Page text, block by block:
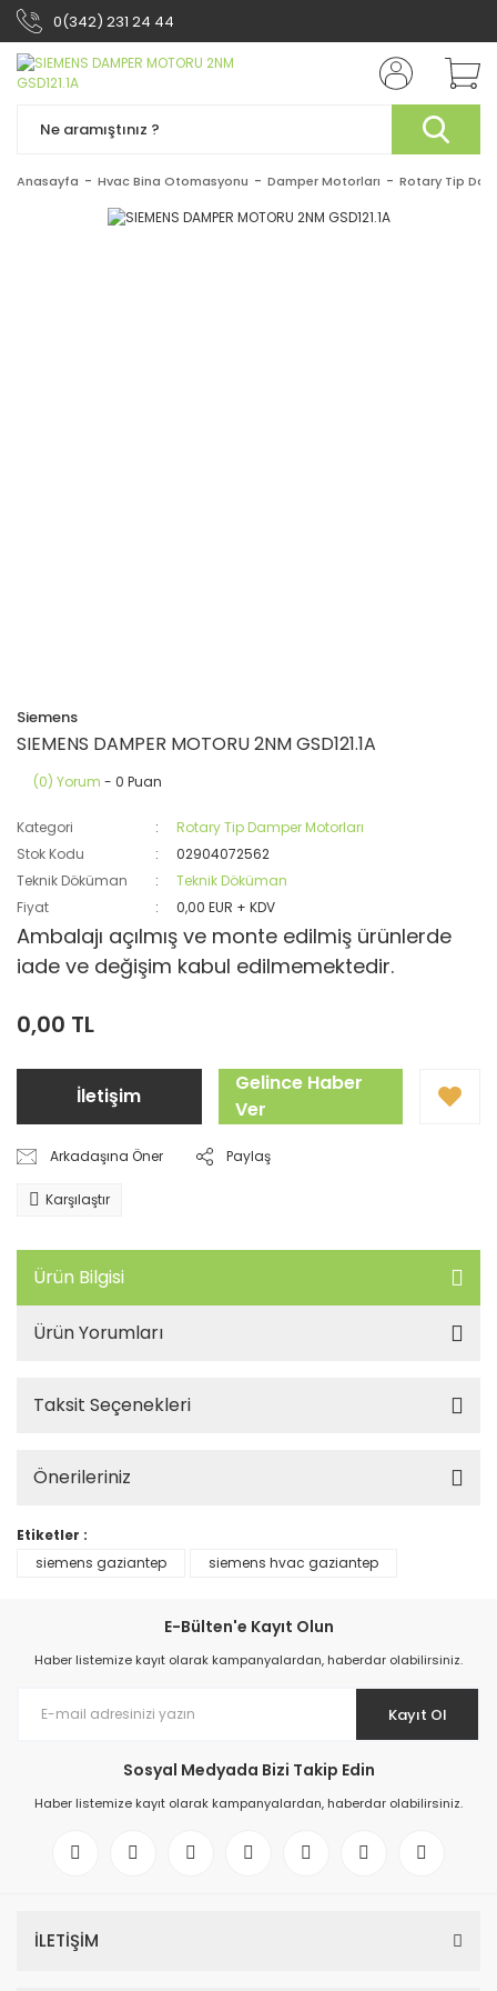
0(342) 231 24 44
Anasayfa Hvac Bina Otomasyonu Damper Motorları Rotary Tip
Siemens
SIEMENS DAMPER MOTORU 2NM GSD121.1A
(0) Yorum - 0 Puan
Kategori
Rotary Tip Damper Motorları
Stok Kodu
02904072562
Teknik Döküman
Teknik Döküman
Fiyat
0,00 EUR + KDV
Ambalajı açılmış ve monte edilmiş ürünlerde
iade ve değişim kabul edilmemektedir.
0,00 TL
İletişim
Gelince Haber
Ver
Arkadaşına Öner Paylaş
Karşılaştır
Ürün Bilgisi
Ürün Yorumları
Taksit Seçenekleri
Önerileriniz
Etiketler :
siemens gaziantep
siemens hvac gaziantep
E-Bülten'e Kayıt Olun
Haber listemize kayıt olarak kampanyalardan, haberdar olabilirsiniz.
Kayıt Ol
Sosyal Medyada Bizi Takip Edin
Haber listemize kayıt olarak kampanyalardan, haberdar olabilirsiniz.
İLETİŞİM